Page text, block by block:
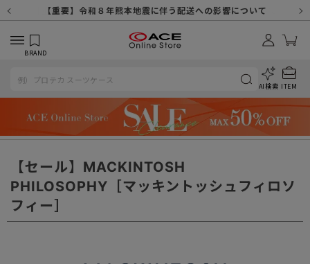
【重要】8/11（火・祝）休業及び配送スケジュールについて
【重要】令和８年熊本地震に伴う配送への影響について
【重要】納品書・領収書ペーパーレス化（電子化）のお知らせ
【重要】天候不良や交通状況・物量増等に伴う配送への影響について
【重要】悪質な詐欺サイトにご注意ください
【重要】各種メールが届かない場合に関しまして
【重要】お問い合わせのご対応に関しまして
【重要】SNSのなりすまし詐欺にご注意ください
BRAND
AI検索 ITEM
【セール】MACKINTOSH
PHILOSOPHY［マッキントッシュフィロソ
フィー］